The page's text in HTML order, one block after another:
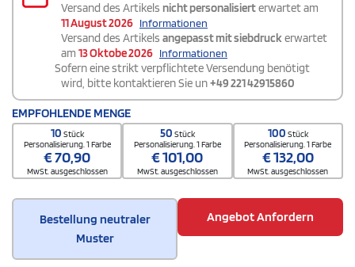
Versand des Artikels nicht personalisierterwartet am
11 August 2026 Informationen
Versand des Artikels angepasst mit siebdruckerwartet
am 13 Oktobe 2026 Informationen
Sofern eine strikt verpflichtete Versendung benötigt
wird, bitte kontaktieren Sie un+49 221 42915860
EMPFOHLENDE MENGE
10 Stück
Personalisierung. 1 Farbe
€70,90
MwSt. ausgeschlossen
50 Stück
Personalisierung. 1 Farbe
€101,00
MwSt. ausgeschlossen
100 Stück
Personalisierung. 1 Farbe
€132,00
MwSt. ausgeschlossen
Bestellung neutraler
Muster
Angebot Anfordern